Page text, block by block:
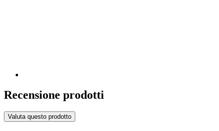
Recensione prodotti
Valuta questo prodotto